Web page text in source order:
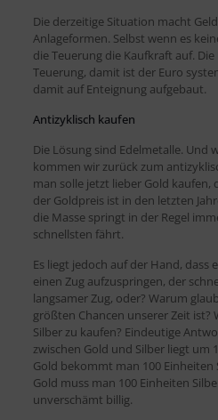
Die derzeitige Situation macht
Anlageformen. Selbst wenn es
die Teuerung die Kaufkraft auf. Die
Teuerung, damit ist der Euro
damit auf Enteignung aufgebaut.
Antizyklisch kaufen
Die Lösung sind Edelmetalle. Und
kommen wir zurück zum
man solle jetzt lieber Gold kaufen,
der Goldpreis ist in den letzten
die Masse springt in der Regel
schnellsten fährt.
Es liegt jedoch auf der Hand, dass
einen Zug aufzuspringen, der
langsamer Zug, oder? Warum
größten Chancen unserer Zeit ist?
Silber zu kaufen? Eindeutige
zwischen Gold und Silber liegt um
Gold bekommt man 100 Einheiten
Gold muss man 100 Einheiten
unverschämt billig.